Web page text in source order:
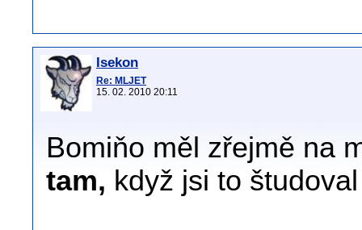
Isekon
Re: MLJET
15. 02. 2010 20:11
Bomiňo měl zřejmě na
tam, když jsi to